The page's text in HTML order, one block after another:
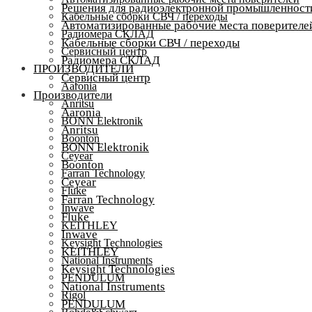
Кабельные сборки СВЧ / переходы
Радиомера СКЛАД
Сервисный центр
ПРОИЗВОДИТЕЛИ
Aaronia
Anritsu
BONN Elektronik
Boonton
Ceyear
Farran Technology
Fluke
Inwave
KEITHLEY
Keysight Technologies
National Instruments
PENDULUM
Rigol
Решения для радиоэлектронной
Автоматизированные рабочие места
Кабельные сборки СВЧ / переходы
Радиомера СКЛАД
Сервисный центр
Производители
Aaronia
Anritsu
BONN Elektronik
Boonton
Ceyear
Farran Technology
Fluke
Inwave
KEITHLEY
Keysight Technologies
National Instruments
PENDULUM